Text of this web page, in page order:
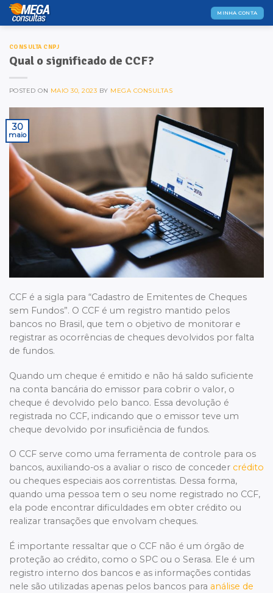
Skip
MINHA CONTA
CONSULTA CNPJ
Qual o significado de CCF?
POSTED ON MAIO 30, 2023 BY MEGA CONSULTAS
30
maio
CCF é a sigla para “Cadastro de Emitentes de Cheques
sem Fundos”. O CCF é um registro mantido pelos
bancos no Brasil, que tem o objetivo de monitorar e
registrar as ocorrências de cheques devolvidos por falta
de fundos.
Quando um cheque é emitido e não há saldo suficiente
na conta bancária do emissor para cobrir o valor, o
cheque é devolvido pelo banco. Essa devolução é
registrada no CCF, indicando que o emissor teve um
cheque devolvido por insuficiência de fundos.
O CCF serve como uma ferramenta de controle para os
bancos, auxiliando-os a avaliar o risco de conceder crédito
ou cheques especiais aos correntistas. Dessa forma,
quando uma pessoa tem o seu nome registrado no CCF,
ela pode encontrar dificuldades em obter crédito ou
realizar transações que envolvam cheques.
É importante ressaltar que o CCF não é um órgão de
proteção ao crédito, como o SPC ou o Serasa. Ele é um
registro interno dos bancos e as informações contidas
nele são utilizadas apenas pelos bancos para análise de